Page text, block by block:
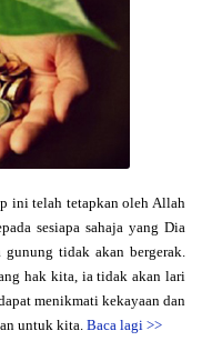
ini telah tetapkan oleh Allah
sesiapa sahaja yang Dia
gunung tidak akan bergerak.
hak kita, ia tidak akan lari
menikmati kekayaan dan
untuk kita.Baca lagi >>